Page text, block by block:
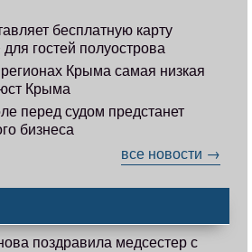
бесплатную карту
гостей полуострова
Крыма самая низкая
Крыма
перед судом предстанет
бизнеса
все новости →
поздравила медсестер с